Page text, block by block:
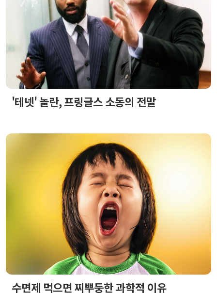
'테넷' 놀란, 프링글스 소동의 전말
수면제 먹으면 찌뿌둥한 과학적 이유